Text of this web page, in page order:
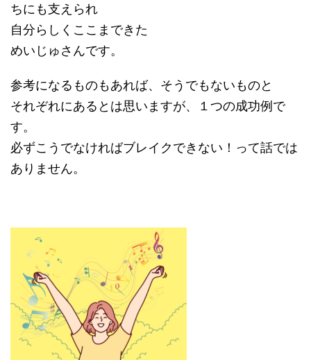
ちにも支えられ
自分らしくここまできた
めいじゅさんです。
参考になるものもあれば、そうでもないものと
それぞれにあるとは思いますが、１つの成功例で
す。
必ずこうでなければブレイクできない！って話では
ありません。